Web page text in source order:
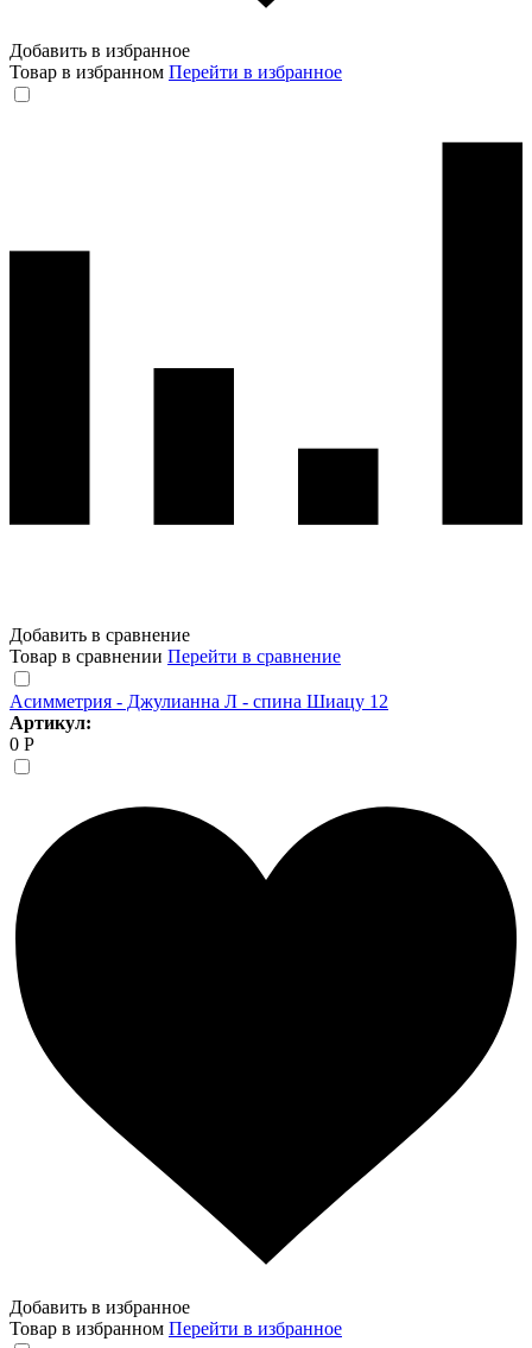
Добавить в избранное
Товар в избранном Перейти в избранное
Добавить в сравнение
Товар в сравнении Перейти в сравнение
Асимметрия - Джулианна Л - спина Шиацу 12
Артикул:
0 Р
Добавить в избранное
Товар в избранном Перейти в избранное